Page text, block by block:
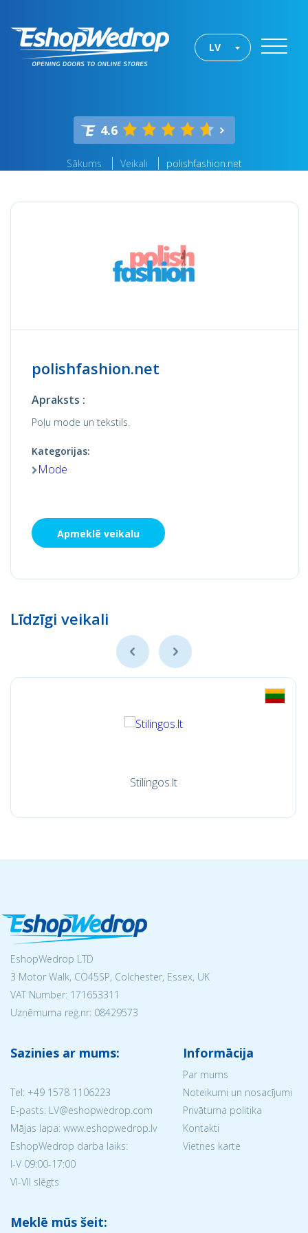
LV
4.6
Sākums Veikali polishfashion.net
polishfashion.net
Apraksts :
Poļu mode un tekstils.
Kategorijas:
Mode
Apmeklē veikalu
Līdzīgi veikali
Stilingos.lt
EshopWedrop LTD
3 Motor Walk, CO45SP, Colchester, Essex, UK
VAT Number: 171653311
Uzņēmuma reģ.nr: 08429573
Sazinies ar mums:
Tel: +49 1578 1106223
E-pasts: LV@eshopwedrop.com
Mājas lapa: www.eshopwedrop.lv
EshopWedrop darba laiks:
I-V 09:00-17:00
VI-VII slēgts
Informācija
Par mums
Noteikumi un nosacījumi
Privātuma politika
Kontakti
Vietnes karte
Meklē mūs šeit: